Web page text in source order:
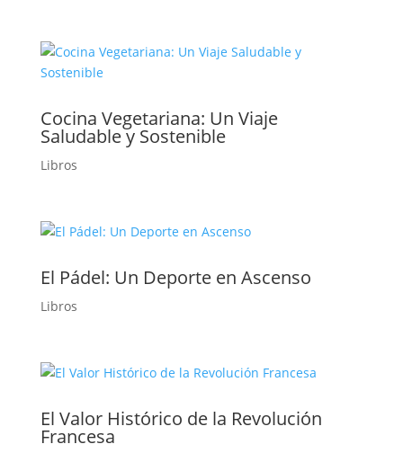
Cocina Vegetariana: Un Viaje
Saludable y Sostenible
Libros
El Pádel: Un Deporte en Ascenso
Libros
El Valor Histórico de la Revolución
Francesa